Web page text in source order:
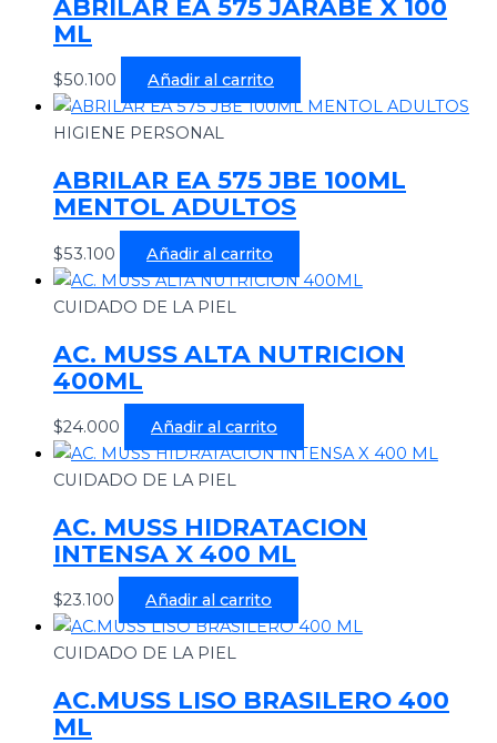
ABRILAR EA 575 JARABE X 100
ML
$50.100 Añadir al carrito
HIGIENE PERSONAL
ABRILAR EA 575 JBE 100ML
MENTOL ADULTOS
$53.100 Añadir al carrito
CUIDADO DE LA PIEL
AC. MUSS ALTA NUTRICION
400ML
$24.000 Añadir al carrito
CUIDADO DE LA PIEL
AC. MUSS HIDRATACION
INTENSA X 400 ML
$23.100 Añadir al carrito
CUIDADO DE LA PIEL
AC.MUSS LISO BRASILERO 400
ML